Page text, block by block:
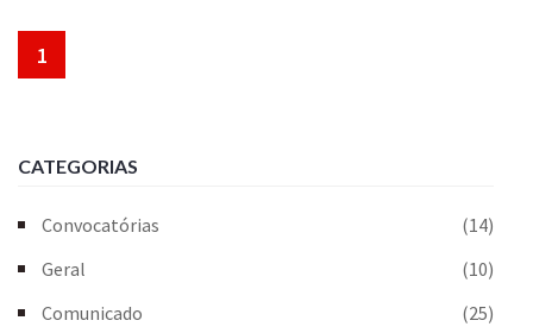
1
CATEGORIAS
Convocatórias
(14)
Geral
(10)
Comunicado
(25)